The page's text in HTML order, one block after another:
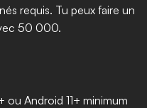
requis. Tu peux faire un
50 000.
ou Android 11+ minimum